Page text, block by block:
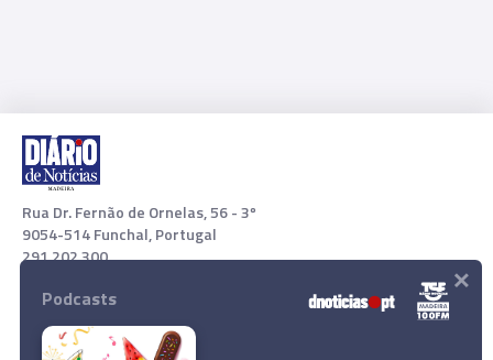
Rua Dr. Fernão de Ornelas, 56 - 3º
9054-514 Funchal, Portugal
291 202 300
Download App
Podcasts ×